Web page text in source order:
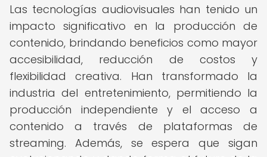
Las tecnologías audiovisuales han tenido un
impacto significativo en la producción de
contenido, brindando beneficios como mayor
accesibilidad, reducción de costos y
flexibilidad creativa. Han transformado la
industria del entretenimiento, permitiendo la
producción independiente y el acceso a
contenido a través de plataformas de
streaming. Además, se espera que sigan